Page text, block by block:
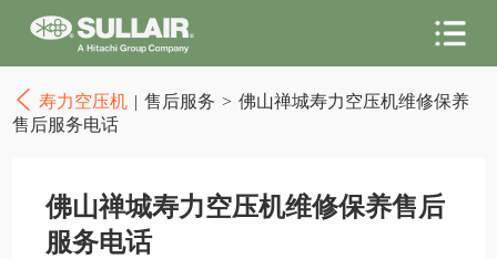
寿力空压机 | 售后服务 > 佛山禅城寿力空压机维修保养
售后服务电话
佛山禅城寿力空压机维修保养售后
服务电话